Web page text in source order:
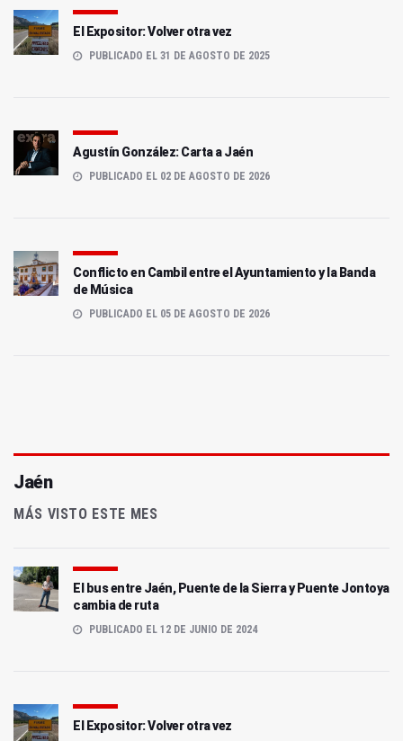
El Expositor: Volver otra vez
PUBLICADO EL 31 DE AGOSTO DE 2025
Agustín González: Carta a Jaén
PUBLICADO EL 02 DE AGOSTO DE 2026
Conflicto en Cambil entre el Ayuntamiento y la Banda
de Música
PUBLICADO EL 05 DE AGOSTO DE 2026
Jaén
MÁS VISTO ESTE MES
El bus entre Jaén, Puente de la Sierra y Puente Jontoya
cambia de ruta
PUBLICADO EL 12 DE JUNIO DE 2024
El Expositor: Volver otra vez